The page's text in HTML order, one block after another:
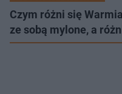
Czym różni się
ze sobą mylone, a